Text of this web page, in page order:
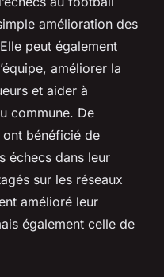
amélioration des
peut également
améliorer la
et aider à
commune. De
bénéficié de
échecs dans leur
sur les réseaux
amélioré leur
également celle de